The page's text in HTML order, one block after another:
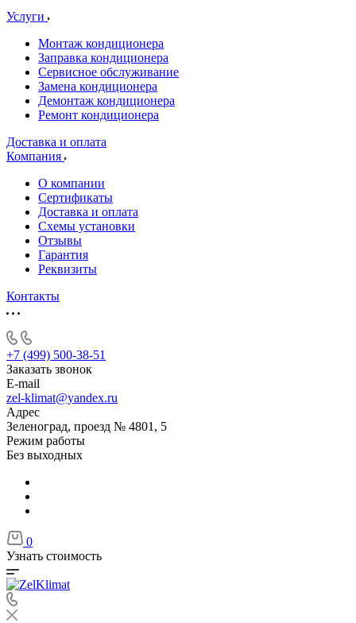
Услуги
Монтаж кондиционера
Заправка кондиционера
Сервисное обслуживание
Замена кондиционера
Демонтаж кондиционера
Ремонт кондиционера
Доставка и оплата
Компания
О компании
Сертификаты
Доставка и оплата
Схемы установки
Отзывы
Гарантия
Реквизиты
Контакты
+7 (499) 500-38-51
Заказать звонок
E-mail
zel-klimat@yandex.ru
Адрес
Зеленоград, проезд № 4801, 5
Режим работы
Без выходных
0
Узнать стоимость